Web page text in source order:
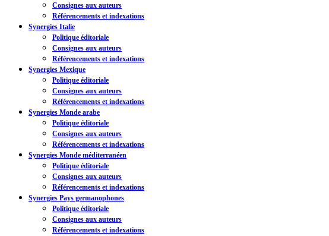
Consignes aux auteurs
Référencements et indexations
Synergies Italie
Politique éditoriale
Consignes aux auteurs
Référencements et indexations
Synergies Mexique
Politique éditoriale
Consignes aux auteurs
Référencements et indexations
Synergies Monde arabe
Politique éditoriale
Consignes aux auteurs
Référencements et indexations
Synergies Monde méditerranéen
Politique éditoriale
Consignes aux auteurs
Référencements et indexations
Synergies Pays germanophones
Politique éditoriale
Consignes aux auteurs
Référencements et indexations